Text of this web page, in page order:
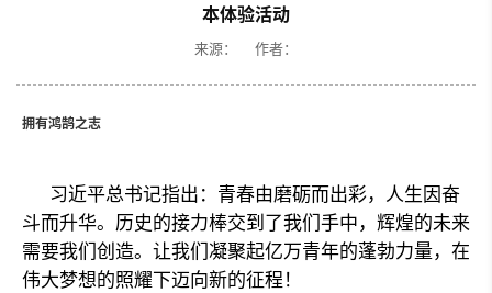
本体验活动
来源： 作者：
拥有鸿鹄之志
习近平总书记指出：青春由磨砺而出彩，人生因奋
斗而升华。历史的接力棒交到了我们手中，辉煌的未来
需要我们创造。让我们凝聚起亿万青年的蓬勃力量，在
伟大梦想的照耀下迈向新的征程！